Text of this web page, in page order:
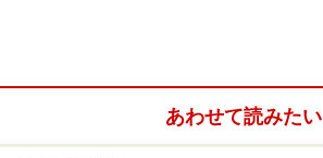
あわせて読みたい